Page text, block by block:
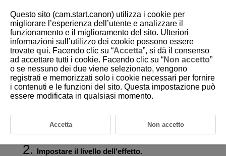
D388-080
Chiarezza
È possibile regolare la chiarezza dell'immagine, determinata dal
contrasto dei bordi dell'immagine.
Impostare verso l'estremità negativa per rendere le immagini più sfumate
Selezionare [ :Chiarezza] ( ,
).
Impostare il livello dell'effetto.
Questo sito (cam.start.canon) utilizza i cookie per
migliorare l’esperienza dell’utente e analizzare il
funzionamento e il miglioramento del sito. Ulteriori
informazioni sull’utilizzo dei cookie possono essere
trovate qui. Facendo clic su “Accetta”, si dà il consenso
ad accettare tutti i cookie. Facendo clic su “Non accetto”
o se nessuno dei due viene selezionato, vengono
registrati e memorizzati solo i cookie necessari per fornire
i contenuti e le funzioni del sito. Questa impostazione può
essere modificata in qualsiasi momento.
Accetta Non accetto